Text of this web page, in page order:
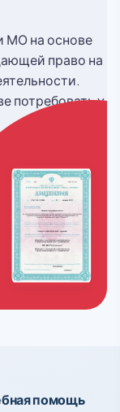
МО на основе
право на
потребовать у
помощь